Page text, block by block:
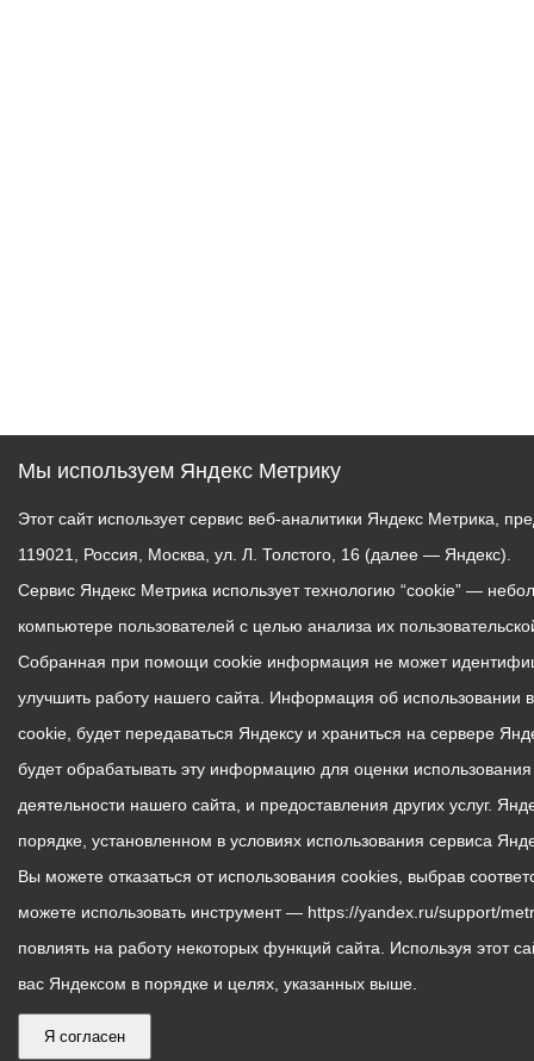
Мы используем Яндекс Метрику
Этот сайт использует сервис веб-аналитики Яндекс Метрика,
119021, Россия, Москва, ул. Л. Толстого, 16 (далее — Яндекс).
Сервис Яндекс Метрика использует технологию “cookie” —
компьютере пользователей с целью анализа их
Собранная при помощи cookie информация не может
улучшить работу нашего сайта. Информация об
cookie, будет передаваться Яндексу и храниться на сервере
будет обрабатывать эту информацию для оценки
деятельности нашего сайта, и предоставления других услуг.
порядке, установленном в условиях использования сервиса
Вы можете отказаться от использования cookies, выбрав
можете использовать инструмент — https://yandex.ru/support/
повлиять на работу некоторых функций сайта. Используя этот
вас Яндексом в порядке и целях, указанных выше.
Я согласен